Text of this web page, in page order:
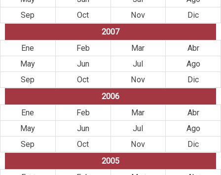
Sep
Oct Nov
Dic
2007
Ene
Feb Mar
Abr
May
Jun Jul
Ago
Sep
Oct Nov
Dic
2006
Ene
Feb Mar
Abr
May
Jun Jul
Ago
Sep
Oct Nov
Dic
2005